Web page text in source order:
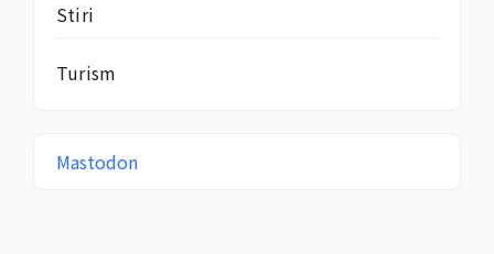
Stiri
Turism
Mastodon